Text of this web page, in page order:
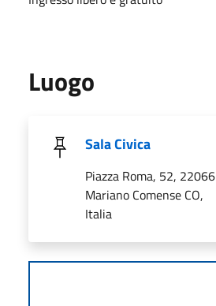
Luogo
Sala Civica
Piazza Roma, 52, 22066
Mariano Comense CO,
Italia